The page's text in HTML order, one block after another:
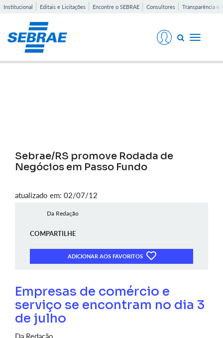
Institucional Editais e Licitações Encontre o SEBRAE Consultores Transparência e
Toggle
Sebrae/RS promove Rodada de
Negócios em Passo Fundo
atualizado em: 02/07/12
Da Redação
COMPARTILHE
ADICIONAR AOS FAVORITOS
Empresas de comércio e
serviço se encontram no dia 3
de julho
Da Redação